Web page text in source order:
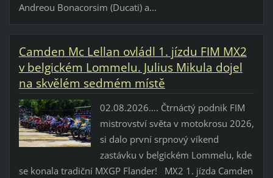
Andreou Bonacorsim (Ducati) a...
Camden Mc Lellan ovládl 1. jízdu FIM MX2
v belgickém Lommelu. Julius Mikula dojel
na skvělém sedmém místě
02.08.2026…. Čtrnáctý podnik FIM
mistrovství světa v motokrosu 2026,
si dalo první srpnový víkend
zastávku v belgickém Lommelu, kde
se konala tradiční MXGP Flander! MX2 1. jízda Camden